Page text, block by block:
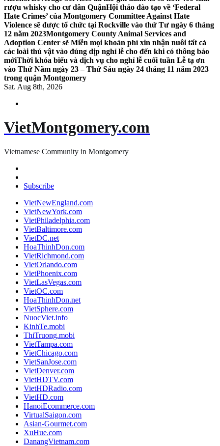
rượu whisky cho cư dân QuậnHội thảo đào tạo về ‘Federal
Hate Crimes’ của Montgomery Committee Against Hate
Violence sẽ được tổ chức tại Rockville vào thứ Tư ngày 6 tháng
12 năm 2023Montgomery County Animal Services and
Adoption Center sẽ Miễn mọi khoản phí xin nhận nuôi tất cả
các loài thú vật vào đúng dịp nghỉ lễ cho đến khi có thông báo
mớiThời khóa biểu và dịch vụ cho nghỉ lễ cuối tuần Lễ tạ ơn
vào Thứ Năm ngày 23 – Thứ Sáu ngày 24 tháng 11 năm 2023
trong quận Montgomery
Sat. Aug 8th, 2026
VietMontgomery.com
Vietnamese Community in Montgomery
Subscribe
VietNewEngland.com
VietNewYork.com
VietPhiladelphia.com
VietBaltimore.com
VietDC.net
HoaThinhDon.com
VietRichmond.com
VietOrlando.com
VietPhoenix.com
VietLasVegas.com
VietOC.com
HoaThinhDon.net
VietSphere.com
NuocViet.info
KinhTe.mobi
ThiTruong.mobi
VietTampa.com
VietChicago.com
VietSanJose.com
VietDenver.com
VietHDTV.com
VietHDRadio.com
VietHD.com
HanoiEcommerce.com
VirtualSaigon.com
Asian-Gourmet.com
XuHue.com
DanangVietnam.com